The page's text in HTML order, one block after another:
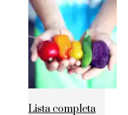
Lista completa